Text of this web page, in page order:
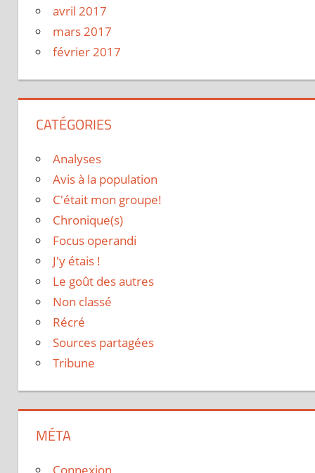
avril 2017
mars 2017
février 2017
CATÉGORIES
Analyses
Avis à la population
C'était mon groupe!
Chronique(s)
Focus operandi
J'y étais !
Le goût des autres
Non classé
Récré
Sources partagées
Tribune
MÉTA
Connexion